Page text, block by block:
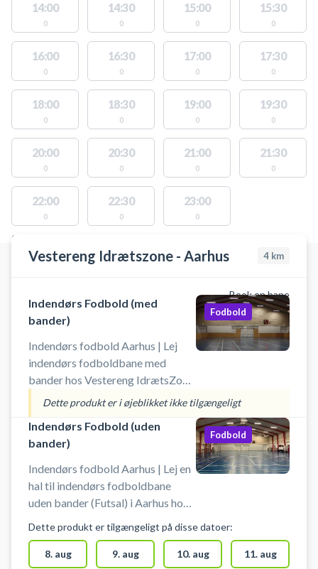
14:00
0
14:30
0
15:00
0
15:30
0
16:00
0
16:30
0
17:00
0
17:30
0
18:00
0
18:30
0
19:00
0
19:30
0
20:00
0
20:30
0
21:00
0
21:30
0
22:00
0
22:30
0
23:00
0
STEDER MED LEDIGE AKTIVITETER
Vestereng Idrætszone - Aarhus 4 km
Book en bane
Indendørs Fodbold (med
bander)
Indendørs fodbold Aarhus | Lej
indendørs fodboldbane med
bander hos Vestereng IdrætsZone
i Århus. Book foldboldbanen og
spil indendørs fodbold i Aarhus i
en hal med bander. Tiderne er 60
min. ad gangen. Medbring egen
bold. Gratis parkering ved grus
parkeringen 50 meter fra hallen, så
det er nemt hvis du kommer i bil
Aarhus.
Fodbold
Dette produkt er i øjeblikket ikke tilgængeligt
Indendørs Fodbold (uden
bander)
Indendørs fodbold Aarhus | Lej en
hal til indendørs fodboldbane
uden bander (Futsal) i Aarhus hos
fodboldbane og spil indendørs
fodbold i Aarhus i en hel hal hos
Fodbold
Dette produkt er tilgængeligt på disse datoer:
8. aug 9. aug 10. aug 11. aug